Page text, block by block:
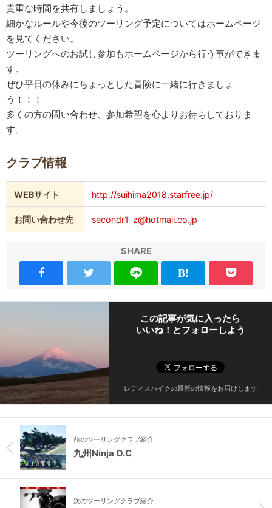
貴重な時間を共有しましょう。
細かなルールや今後のツーリング予定についてはホームページ
を見てください。
ツーリングへのお試し参加もホームページから行う事ができま
す。
ぜひ平日の休みにちょっとした冒険に一緒に行きましょ
う！！！
多くの方の問い合わせ、参加希望を心よりお待ちしておりま
す。
クラブ情報
WEBサイト http://suihima2018.starfree.jp/
お問い合わせ先 secondr1-z@hotmail.co.jp
SHARE
この記事が気に入ったら
いいね！とフォローしよう
レディスバイクの最新の情報をお届けします
前のツーリングクラブ紹介
九州Ninja O.C
次のツーリングクラブ紹介